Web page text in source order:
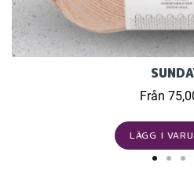
Från
LÄGG I